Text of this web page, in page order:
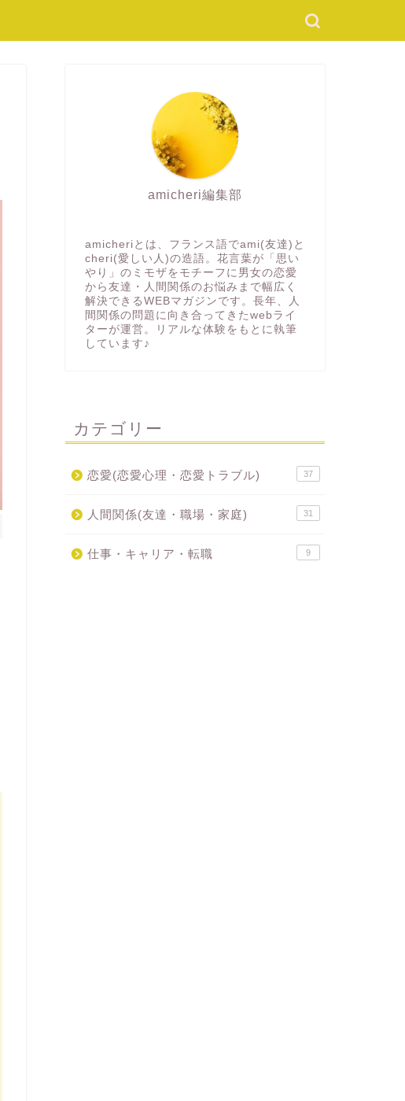
amicheri編集部
amicheriとは、フランス語でami(友達)と
cheri(愛しい人)の造語。花言葉が「思い
やり」のミモザをモチーフに男女の恋愛
から友達・人間関係のお悩みまで幅広く
解決できるWEBマガジンです。長年、人
間関係の問題に向き合ってきたwebライ
ターが運営。リアルな体験をもとに執筆
しています♪
カテゴリー
恋愛(恋愛心理・恋愛トラブル) 37
人間関係(友達・職場・家庭) 31
仕事・キャリア・転職 9